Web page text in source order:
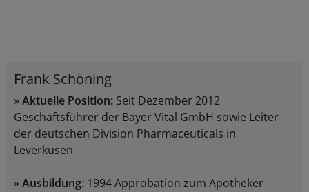
Frank Schöning
» Aktuelle Position: Seit Dezember 2012
Geschäftsführer der Bayer Vital GmbH sowie Leiter
der deutschen Division Pharmaceuticals in
Leverkusen
» Ausbildung: 1994 Approbation zum Apotheker